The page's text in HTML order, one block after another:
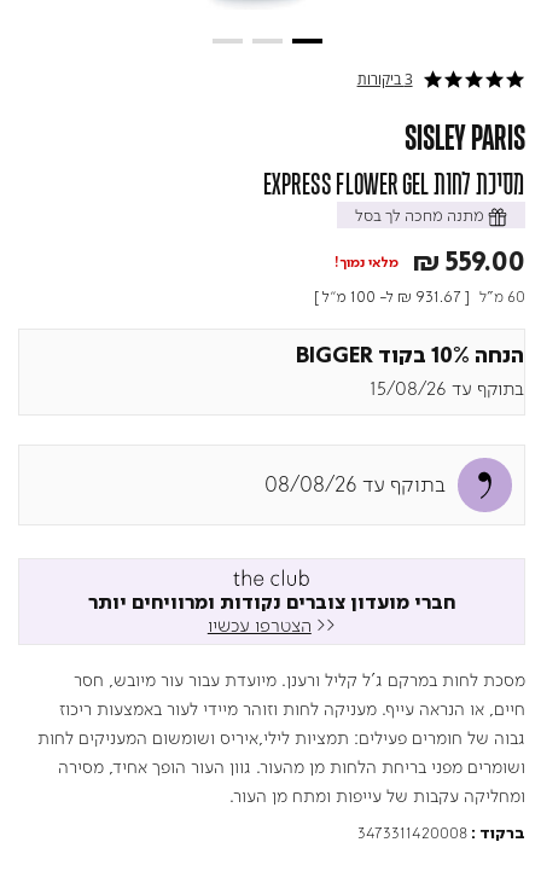
5.0 star rating 3 ביקורות
SISLEY PARIS
מסיכת לחות EXPRESS FLOWER GEL
מתנה מחכה לך בסל
₪ 559.00 מלאי נמוך!
60 מ"ל [
₪ 931.67 ל- 100 מ"ל ]
הנחה 10% בקוד BIGGER
בתוקף עד 15/08/26
בתוקף עד 08/08/26
חברי מועדון צוברים נקודות ומרוויחים יותר
<< הצטרפו עכשיו
מסכת לחות במרקם ג'ל קליל ורענן. מיועדת עבור עור מיובש, חסר
חיים, או הנראה עייף. מעניקה לחות וזוהר מיידי לעור באמצעות ריכוז
גבוה של חומרים פעילים: תמציות לילי,איריס ושומשום המעניקים לחות
ושומרים מפני בריחת הלחות מן מהעור. גוון העור הופך אחיד, מסירה
ומחליקה עקבות של עייפות ומתח מן העור.
ברקוד :3473311420008